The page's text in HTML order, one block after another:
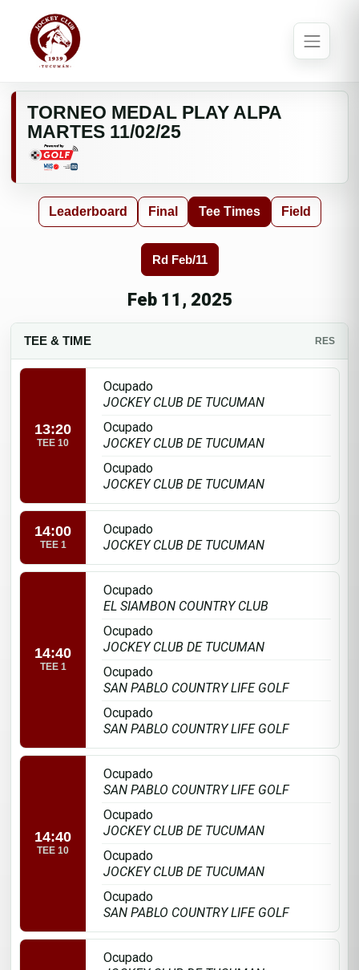
TORNEO MEDAL PLAY ALPA
MARTES 11/02/25
Leaderboard Final Tee Times Field
Rd Feb/11
Feb 11, 2025
TEE & TIME RES
13:20
TEE 10
Ocupado
JOCKEY CLUB DE TUCUMAN
Ocupado
JOCKEY CLUB DE TUCUMAN
Ocupado
JOCKEY CLUB DE TUCUMAN
14:00
TEE 1
Ocupado
JOCKEY CLUB DE TUCUMAN
14:40
TEE 1
Ocupado
EL SIAMBON COUNTRY CLUB
Ocupado
JOCKEY CLUB DE TUCUMAN
Ocupado
SAN PABLO COUNTRY LIFE GOLF
Ocupado
SAN PABLO COUNTRY LIFE GOLF
14:40
TEE 10
Ocupado
SAN PABLO COUNTRY LIFE GOLF
Ocupado
JOCKEY CLUB DE TUCUMAN
Ocupado
JOCKEY CLUB DE TUCUMAN
Ocupado
SAN PABLO COUNTRY LIFE GOLF
Ocupado